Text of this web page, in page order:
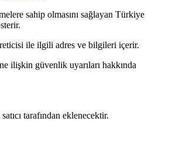
sahip olmasını sağlayan Türkiye
ile ilgili adres ve bilgileri içerir.
ilişkin güvenlik uyarıları hakkında
tarafından eklenecektir.